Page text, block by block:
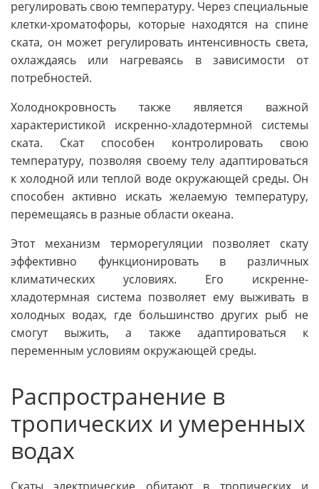
регулировать свою температуру. Через специальные
клетки-хроматофоры, которые находятся на спине
ската, он может регулировать интенсивность света,
охлаждаясь или нагреваясь в зависимости от
потребностей.
Холоднокровность также является важной
характеристикой искренно-хладотермной системы
ската. Скат способен контролировать свою
температуру, позволяя своему телу адаптироваться
к холодной или теплой воде окружающей среды. Он
способен активно искать желаемую температуру,
перемещаясь в разные области океана.
Этот механизм терморегуляции позволяет скату
эффективно функционировать в различных
климатических условиях. Его искренне-
хладотермная система позволяет ему выживать в
холодных водах, где большинство других рыб не
смогут выжить, а также адаптироваться к
переменным условиям окружающей среды.
Распространение в
тропических и умеренных
водах